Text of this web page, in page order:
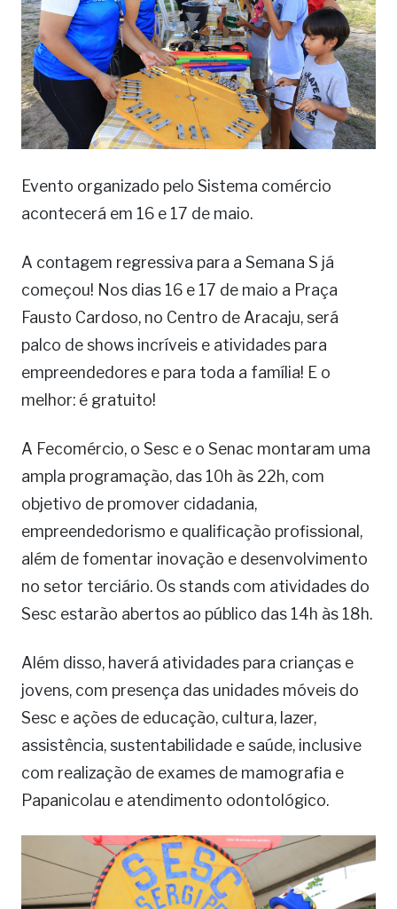
Evento organizado pelo Sistema comércio
acontecerá em 16 e 17 de maio.
A contagem regressiva para a Semana S já
começou! Nos dias 16 e 17 de maio a Praça
Fausto Cardoso, no Centro de Aracaju, será
palco de shows incríveis e atividades para
empreendedores e para toda a família! E o
melhor: é gratuito!
A Fecomércio, o Sesc e o Senac montaram uma
ampla programação, das 10h às 22h, com
objetivo de promover cidadania,
empreendedorismo e qualificação profissional,
além de fomentar inovação e desenvolvimento
no setor terciário. Os stands com atividades do
Sesc estarão abertos ao público das 14h às 18h.
Além disso, haverá atividades para crianças e
jovens, com presença das unidades móveis do
Sesc e ações de educação, cultura, lazer,
assistência, sustentabilidade e saúde, inclusive
com realização de exames de mamografia e
Papanicolau e atendimento odontológico.